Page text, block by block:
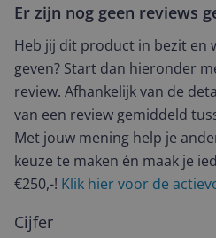
Er zijn nog geen reviews
Heb jij dit product in bezit en
geven? Start dan hieronder
review. Afhankelijk van de
van een review gemiddeld
Met jouw mening help je
keuze te maken én maak je
€250,-! Klik hier voor de
Cijfer